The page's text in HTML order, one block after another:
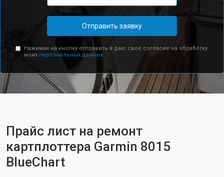
Отправить заявку
Нажимая на кнопку отправить я даю свое согласие на обработку
моих персональных данных.
Прайс лист на ремонт
картплоттера Garmin 8015
BlueChart